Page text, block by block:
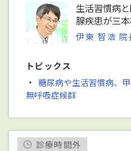
生活習慣病
腺疾患が三
伊東 智浩 院
トピックス
・ 糖尿病や生活習慣病、
無呼吸症候群
診療時間外